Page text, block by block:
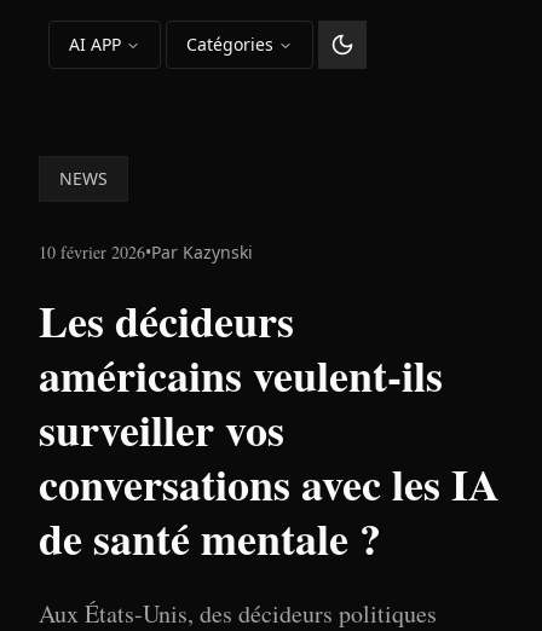
AI APP Catégories
Changer le thème
NEWS
10 février 2026•Par Kazynski
Les décideurs
américains veulent-ils
surveiller vos
conversations avec les IA
de santé mentale ?
Aux États-Unis, des décideurs politiques